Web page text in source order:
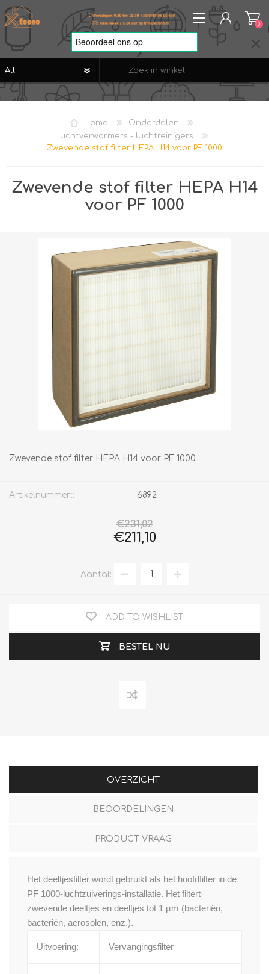
REGISTREREN
VERLANGLIJST
0
Home
Onderdelen
Luchtverwarmers - luchtreinigers
Zwevende stof filter HEPA H14 voor PF 1000
Zwevende stof filter HEPA H14
voor PF 1000
Zwevende stof filter HEPA H14 voor PF 1000
Artikelnummer:: 6892
€231,02
€211,10
Aantal:
ADD TO WISHLIST
BESTEL NU
OVERZICHT
BEOORDELINGEN
PRODUCT VRAAG
Het deeltjesfilter wordt gebruikt als het hoofdfilter in de
PF 1000-luchtzuiverings-installatie. Het filtert
zwevende deeltjes en deeltjes tot 1 µm (bacteriën,
bacteriën, aerosolen, enz.).
Uitvoering: Vervangingsfilter